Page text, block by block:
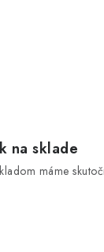
na sklade
máme